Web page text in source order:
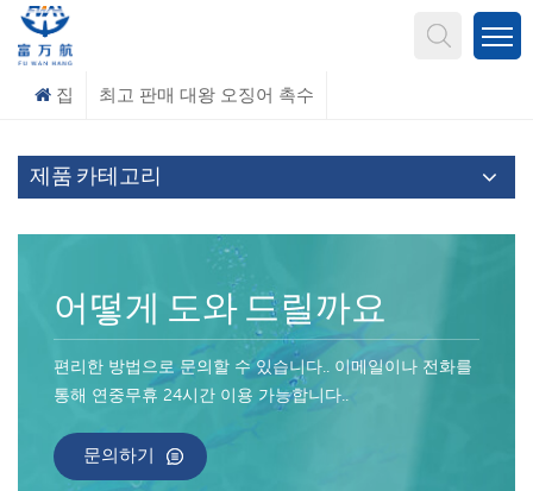
집 최고 판매 대왕 오징어 촉수
제품 카테고리
어떻게 도와 드릴까요
편리한 방법으로 문의할 수 있습니다.. 이메일이나 전화를
통해 연중무휴 24시간 이용 가능합니다..
문의하기